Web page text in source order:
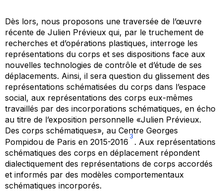
Dès lors, nous proposons une traversée de l’œuvre
récente de Julien Prévieux qui, par le truchement de
recherches et d’opérations plastiques, interroge les
représentations du corps et ses dispositions face aux
nouvelles technologies de contrôle et d’étude de ses
déplacements. Ainsi, il sera question du glissement des
représentations schématisées du corps dans l’espace
social, aux représentations des corps eux-mêmes
travaillés par des incorporations schématiques, en écho
au titre de l’exposition personnelle «Julien Prévieux.
Des corps schématiques», au Centre Georges
Pompidou de Paris en 2015-2016
3
. Aux représentations
schématiques des corps en déplacement répondent
dialectiquement des représentations de corps accordés
et informés par des modèles comportementaux
schématiques incorporés.